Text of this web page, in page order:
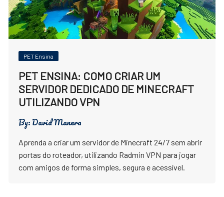
PET Ensina
PET ENSINA: COMO CRIAR UM
SERVIDOR DEDICADO DE MINECRAFT
UTILIZANDO VPN
By:David Manera
Aprenda a criar um servidor de Minecraft 24/7 sem abrir
portas do roteador, utilizando Radmin VPN para jogar
com amigos de forma simples, segura e acessível.